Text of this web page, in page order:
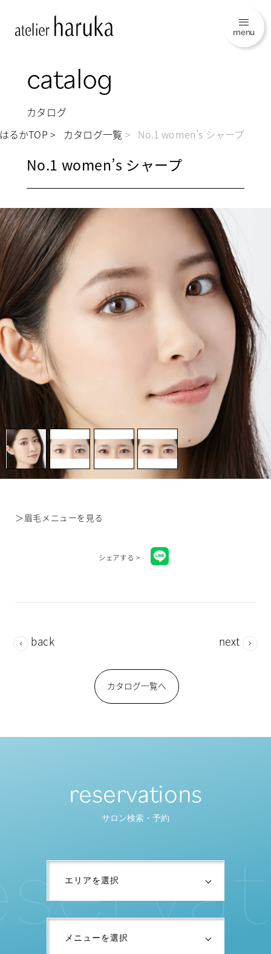
menu
catalog
カタログ
るかTOP
カタログ一覧 No.1 women’s シャープ
No.1 women’s シャープ
＞ 眉毛メニューを見る
シェアする >
back
カタログ一覧へ
next
reservations
サロン検索・予約
servat